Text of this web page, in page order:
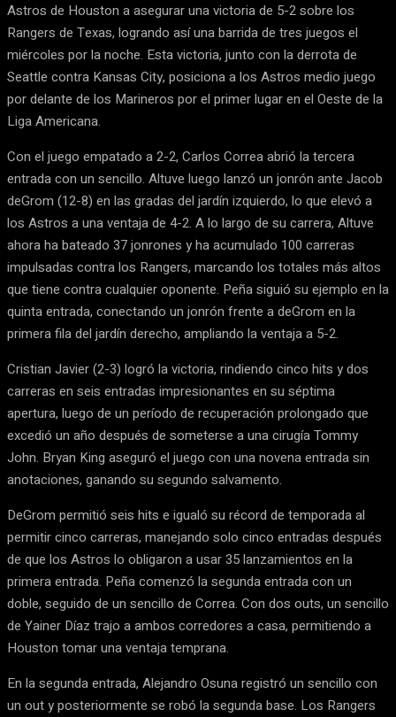
Astros de Houston a asegurar una victoria de 5-2 sobre los
Rangers de Texas, logrando así una barrida de tres juegos el
miércoles por la noche. Esta victoria, junto con la derrota de
Seattle contra Kansas City, posiciona a los Astros medio juego
por delante de los Marineros por el primer lugar en el Oeste de la
Liga Americana.
Con el juego empatado a 2-2, Carlos Correa abrió la tercera
entrada con un sencillo. Altuve luego lanzó un jonrón ante Jacob
deGrom (12-8) en las gradas del jardín izquierdo, lo que elevó a
los Astros a una ventaja de 4-2. A lo largo de su carrera, Altuve
ahora ha bateado 37 jonrones y ha acumulado 100 carreras
impulsadas contra los Rangers, marcando los totales más altos
que tiene contra cualquier oponente. Peña siguió su ejemplo en la
quinta entrada, conectando un jonrón frente a deGrom en la
primera fila del jardín derecho, ampliando la ventaja a 5-2.
Cristian Javier (2-3) logró la victoria, rindiendo cinco hits y dos
carreras en seis entradas impresionantes en su séptima
apertura, luego de un período de recuperación prolongado que
excedió un año después de someterse a una cirugía Tommy
John. Bryan King aseguró el juego con una novena entrada sin
anotaciones, ganando su segundo salvamento.
DeGrom permitió seis hits e igualó su récord de temporada al
permitir cinco carreras, manejando solo cinco entradas después
de que los Astros lo obligaron a usar 35 lanzamientos en la
primera entrada. Peña comenzó la segunda entrada con un
doble, seguido de un sencillo de Correa. Con dos outs, un sencillo
de Yainer Díaz trajo a ambos corredores a casa, permitiendo a
Houston tomar una ventaja temprana.
En la segunda entrada, Alejandro Osuna registró un sencillo con
un out y posteriormente se robó la segunda base. Los Rangers